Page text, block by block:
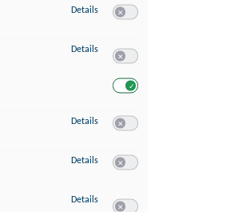
Details zu Speichern von oder Zugriff auf
Details zu Verwendung reduzierter Daten zur
Details zu Erstellung von Profilen für
Details zu Verwendung von Profilen zur
Details zu Messung der Werbeleistung